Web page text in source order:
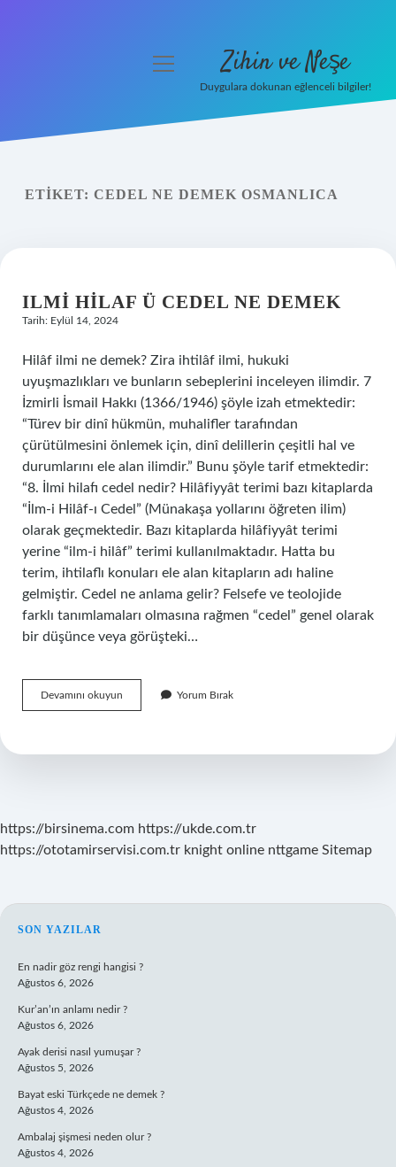
Yasal Uyarı
menüyü
Zihin ve Neşe
Duygulara dokunan eğlenceli bilgiler!
ETIKET: CEDEL NE DEMEK OSMANLICA
ILMI HILAF Ü CEDEL NE DEMEK
Tarih: Eylül 14, 2024
Hilâf ilmi ne demek? Zira ihtilâf ilmi, hukuki
uyuşmazlıkları ve bunların sebeplerini inceleyen ilimdir. 7
İzmirli İsmail Hakkı (1366/1946) şöyle izah etmektedir:
“Türev bir dinî hükmün, muhalifler tarafından
çürütülmesini önlemek için, dinî delillerin çeşitli hal ve
durumlarını ele alan ilimdir.” Bunu şöyle tarif etmektedir:
“8. İlmi hilafı cedel nedir? Hilâfiyyât terimi bazı kitaplarda
“İlm-i Hilâf-ı Cedel” (Münakaşa yollarını öğreten ilim)
olarak geçmektedir. Bazı kitaplarda hilâfiyyât terimi
yerine “ilm-i hilâf” terimi kullanılmaktadır. Hatta bu
terim, ihtilaflı konuları ele alan kitapların adı haline
gelmiştir. Cedel ne anlama gelir? Felsefe ve teolojide
farklı tanımlamaları olmasına rağmen “cedel” genel olarak
bir düşünce veya görüşteki…
Devamını okuyun
Hilaf
Ne
Yorum Bırak
https://birsinema.com https://ukde.com.tr
https://ototamirservisi.com.tr knight online nttgame Sitemap
SIDEBAR
SON YAZILAR
En nadir göz rengi hangisi ?
Ağustos 6, 2026
Kur’an’ın anlamı nedir ?
Ağustos 6, 2026
Ayak derisi nasıl yumuşar ?
Ağustos 5, 2026
Bayat eski Türkçede ne demek ?
Ağustos 4, 2026
Ambalaj şişmesi neden olur ?
Ağustos 4, 2026